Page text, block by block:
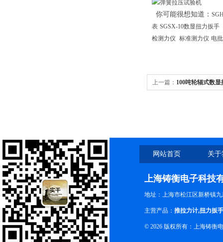
你可能很想知道：
表 SGSX-10数显扭力扳手
检测力仪 标准测力仪 电
上一篇： 100吨轮辐式数
网站首页 关
上海铸衡电子科技
地址：上海市松江区新桥镇
主营产品： 推拉力计,扭力扳手
© 2026 版权所有：上海铸衡